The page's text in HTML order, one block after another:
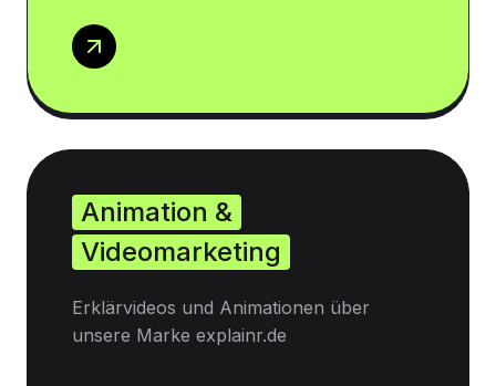
Animation &
Videomarketing
Erklärvideos und Animationen über
unsere Marke explainr.de